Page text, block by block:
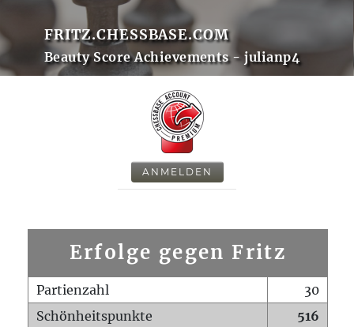
FRITZ.CHESSBASE.COM
Beauty Score Achievements - julianp4
ANMELDEN
Erfolge gegen Fritz
Partienzahl
30
Schönheitspunkte
516